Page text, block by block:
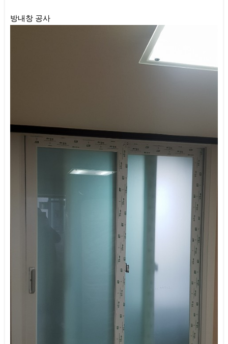
방내창 공사